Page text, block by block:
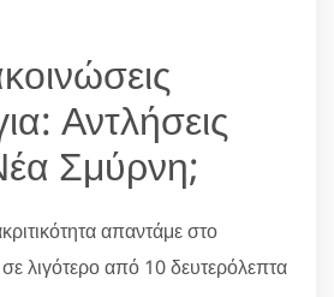
Αντλήσεις
Σμύρνη;
απαντάμε στο
λιγότερο από 10 δευτερόλεπτα